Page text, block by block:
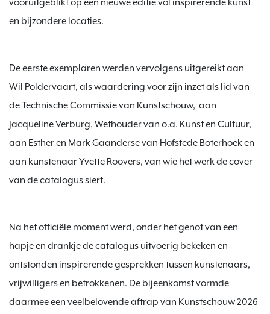
vooruitgeblikt op een nieuwe editie vol inspirerende kunst
en bijzondere locaties.
De eerste exemplaren werden vervolgens uitgereikt aan
Wil Poldervaart, als waardering voor zijn inzet als lid van
de Technische Commissie van Kunstschouw,  aan
Jacqueline Verburg, Wethouder van o.a. Kunst en Cultuur,
aan Esther en Mark Gaanderse van Hofstede Boterhoek en
aan kunstenaar Yvette Roovers, van wie het werk de cover
van de catalogus siert.
Na het officiële moment werd, onder het genot van een
hapje en drankje de catalogus uitvoerig bekeken en
ontstonden inspirerende gesprekken tussen kunstenaars,
vrijwilligers en betrokkenen. De bijeenkomst vormde
daarmee een veelbelovende aftrap van Kunstschouw 2026